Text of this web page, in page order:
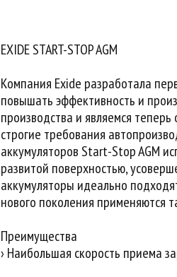
EXIDE START-STOP AGM
Компания Exide разработала
повышать эффективность и
производства и являемся
строгие требования
аккумуляторов Start-Stop AGM
развитой поверхностью,
аккумуляторы идеально
нового поколения применяются
Преимущества
› Наибольшая скорость приема